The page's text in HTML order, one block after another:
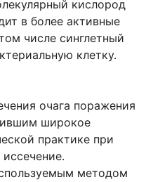
кислород
в более активные
числе синглетный
клетку.
очага поражения
широкое
практике при
методом